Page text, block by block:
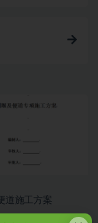
道施工方案